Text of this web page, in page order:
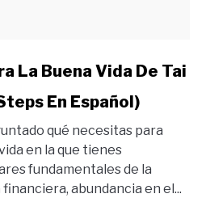
La Buena Vida De Tai
En Español)
qué necesitas para
en la que tienes
fundamentales de la
abundancia en el...